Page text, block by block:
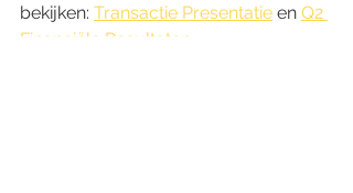
bekijken: Transactie Presentatie en Q2
Financiële Resultaten